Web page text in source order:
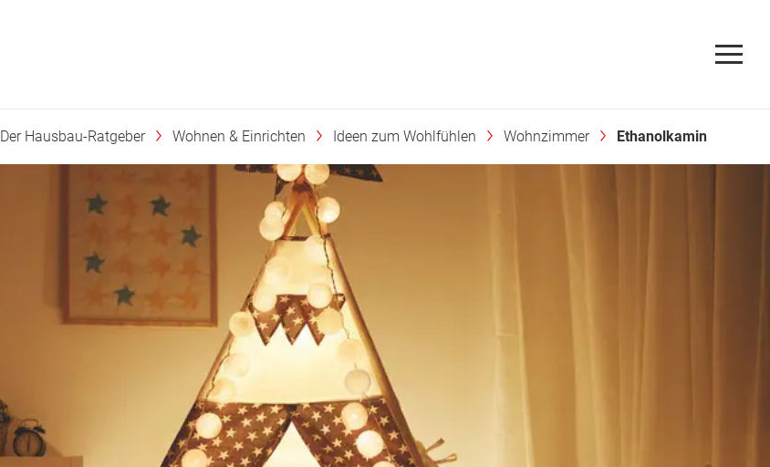
Der Hausbau-Ratgeber Wohnen & Einrichten Ideen zum Wohlfühlen Wohnzimmer Ethanolkamin